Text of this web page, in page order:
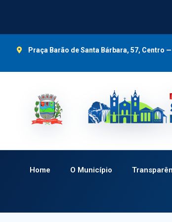
Praça Barão de Santa Bárbara, 57, Centro
Home O Município